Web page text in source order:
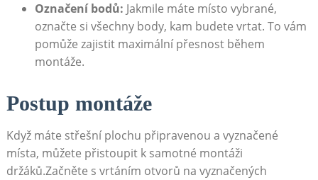
Označení bodů: Jakmile máte ​místo vybrané,
označte si všechny body, ⁢kam budete vrtat. To vám
pomůže zajistit maximální přesnost během
montáže.
Postup montáže
Když máte střešní plochu připravenou a vyznačené
místa, můžete přistoupit k samotné ​montáži
držáků.Začněte s vrtáním otvorů na vyznačených